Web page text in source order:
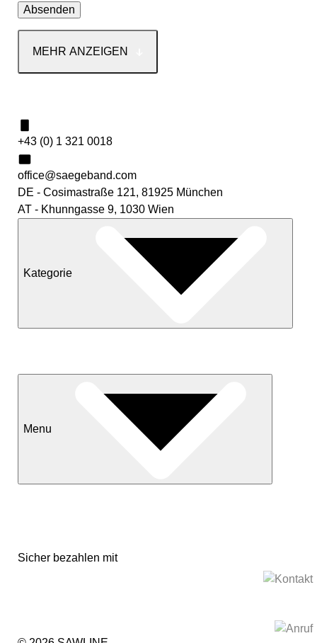
MEHR ANZEIGEN
+43 (0) 1 321 0018
office@saegeband.com
DE - Cosimastraße 121, 81925 München
AT - Khunngasse 9, 1030 Wien
Kategorie
Menu
Sicher bezahlen mit